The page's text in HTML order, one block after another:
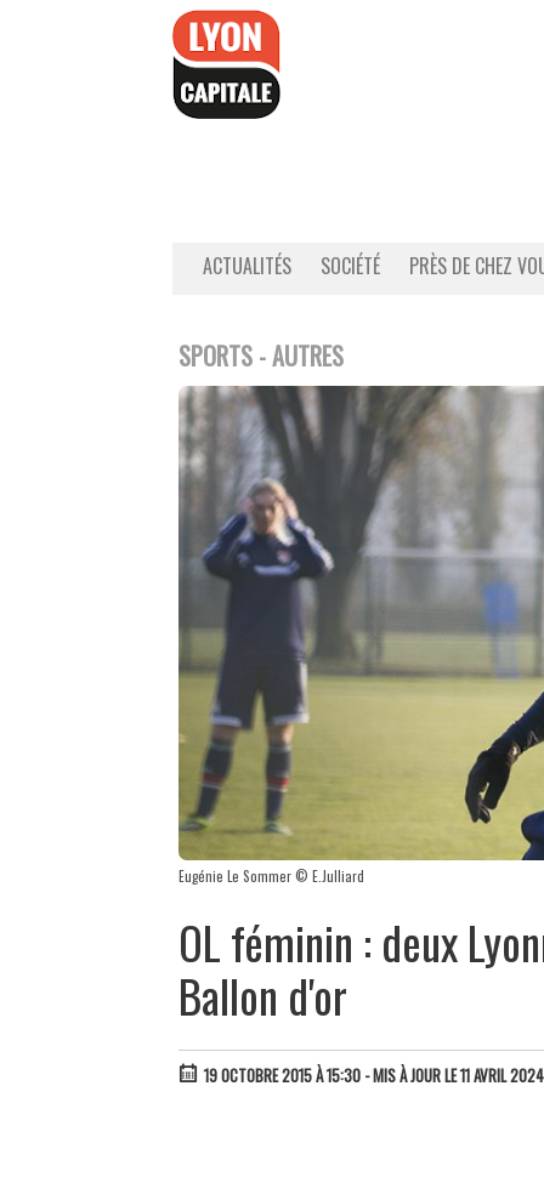
ACTUALITÉS SOCIÉTÉ PRÈS DE CHEZ
SPORTS - AUTRES
Eugénie Le Sommer © E.Julliard
OL féminin : deux
Ballon d'or
19 OCTOBRE 2015 À 15:30 - MIS À JOUR LE 11 AVRIL